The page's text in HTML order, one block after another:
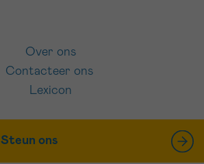
Over ons
Contacteer ons
Lexicon
Steun ons